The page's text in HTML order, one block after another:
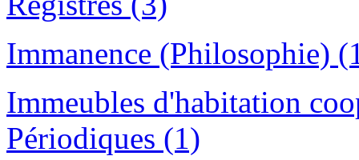
Immanence (Philosophie)
Immeubles d'habitation
Périodiques (1)